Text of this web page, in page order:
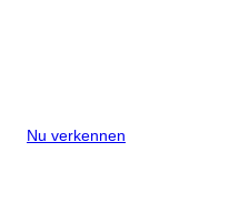
Nu verkennen